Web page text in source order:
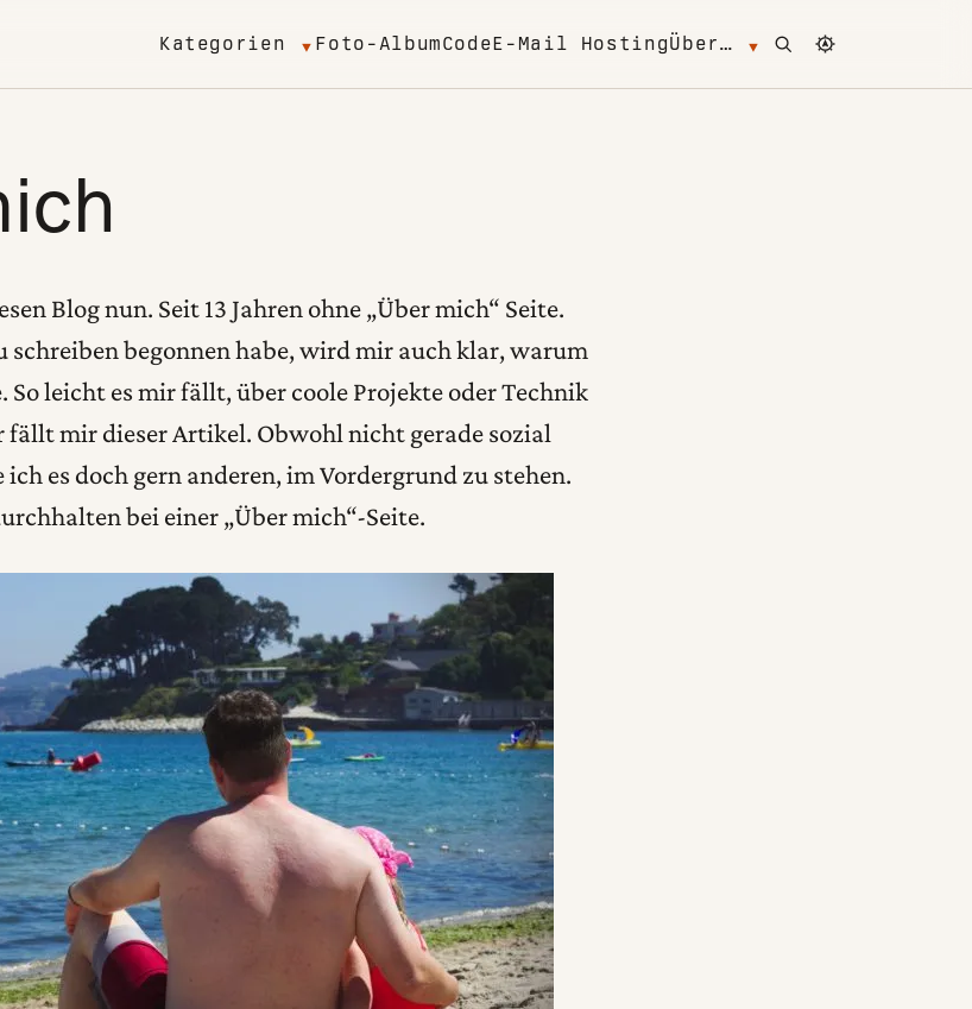
Kategorien Foto-AlbumCodeE-Mail HostingÜber… Open search
Change color
Blog nun. Seit 13 Jahren ohne „Über mich“ Seite.
schreiben begonnen habe, wird mir auch klar, warum
So leicht es mir fällt, über coole Projekte oder Technik
fällt mir dieser Artikel. Obwohl nicht gerade sozial
es doch gern anderen, im Vordergrund zu stehen.
bei einer „Über mich“-Seite.